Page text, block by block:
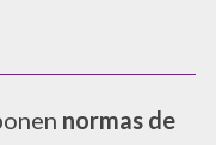
normas de